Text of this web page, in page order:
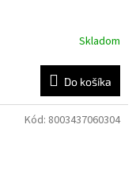
A
R
M
Skladom
Do košíka
Kód: 8003437060304